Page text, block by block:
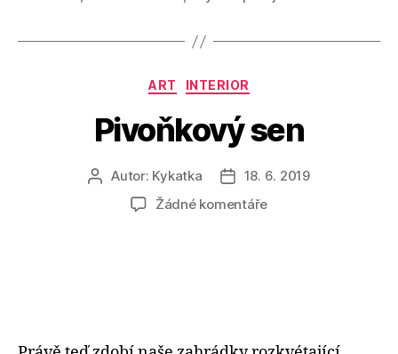
Rubriky
ART INTERIOR
Pivoňkový sen
Autor
příspěvku
Autor: Kykatka
Datum
příspěvku
18. 6. 2019
Žádné komentářeu